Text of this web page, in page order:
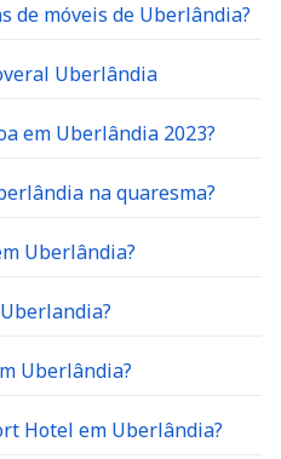
de móveis de Uberlândia?
Uberlândia
em Uberlândia 2023?
na quaresma?
Uberlândia?
Uberlândia?
Hotel em Uberlândia?